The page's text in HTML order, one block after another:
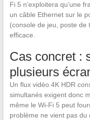
Fi 5 n’exploitera qu’une
un câble Ethernet sur le
(console de jeu, poste de
efficace.
Cas concret :
plusieurs
Un flux vidéo 4K HDR
simultanés exigent donc
même le Wi-Fi 5 peut
problème ne vient pas